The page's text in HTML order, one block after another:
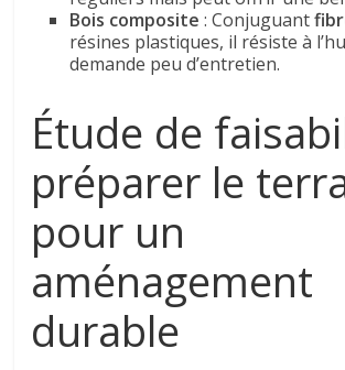
Bois composite : Conjuguant
résines plastiques, il résiste à
demande peu d’entretien.
Étude de
préparer le
pour un
aménagement
durable